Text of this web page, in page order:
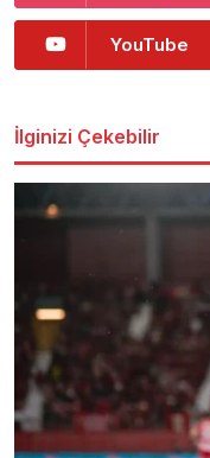
YouTube
İlginizi Çekebilir